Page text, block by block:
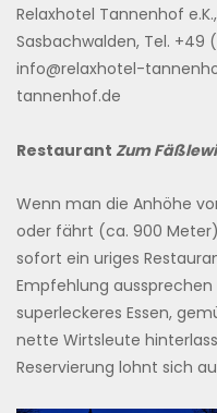
Relaxhotel Tannenhof
Sasbachwalden, Tel. +49
info@relaxhotel-
tannenhof.de
Restaurant Zum
Wenn man die Anhöhe
oder fährt (ca. 900
sofort ein uriges
Empfehlung
superleckeres Essen,
nette Wirtsleute
Reservierung lohnt sich